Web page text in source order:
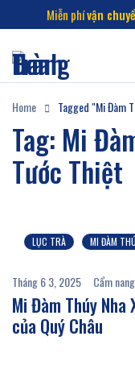
Miễn phívận
Home Tagged "Mi Đàm
Tag: Mi
Tước Thiệt
LỤC TRÀ MI ĐÀM
Tháng 6 3, 2025 Cẩm nang
Mi Đàm Thúy
của Quý Châu